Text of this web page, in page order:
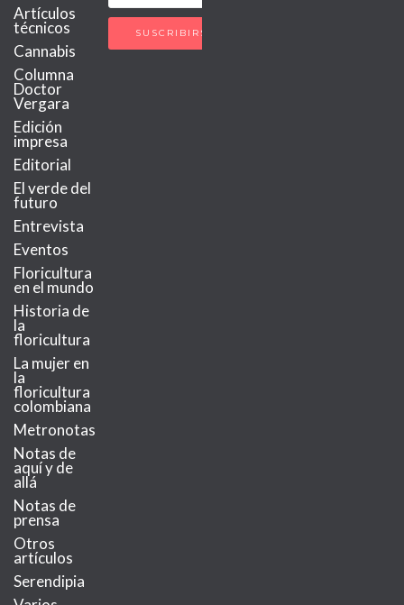
Artículos
técnicos
Cannabis
Columna
Doctor
Vergara
Edición
impresa
Editorial
El verde del
futuro
Entrevista
Eventos
Floricultura
en el mundo
Historia de
la
floricultura
La mujer en
la
floricultura
colombiana
Metronotas
Notas de
aquí y de
allá
Notas de
prensa
Otros
artículos
Serendipia